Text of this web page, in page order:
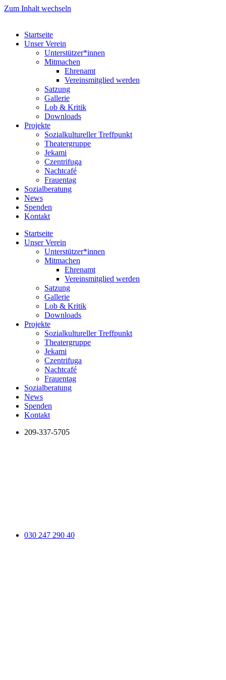
Zum Inhalt wechseln
Startseite
Unser Verein
Unterstützer*innen
Mitmachen
Ehrenamt
Vereinsmitglied werden
Satzung
Gallerie
Lob & Kritik
Downloads
Projekte
Sozialkultureller Treffpunkt
Theatergruppe
Jekami
Czentrifuga
Nachtcafé
Frauentag
Sozialberatung
News
Spenden
Kontakt
Startseite
Unser Verein
Unterstützer*innen
Mitmachen
Ehrenamt
Vereinsmitglied werden
Satzung
Gallerie
Lob & Kritik
Downloads
Projekte
Sozialkultureller Treffpunkt
Theatergruppe
Jekami
Czentrifuga
Nachtcafé
Frauentag
Sozialberatung
News
Spenden
Kontakt
209-337-5705
030 247 290 40